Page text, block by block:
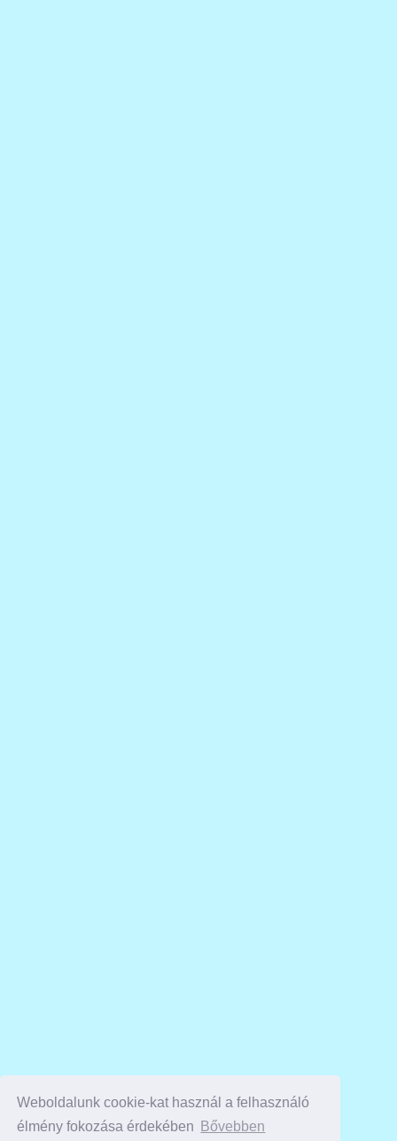
Weboldalunk cookie-kat használ a felhasználó
élmény fokozása érdekében
Bővebben